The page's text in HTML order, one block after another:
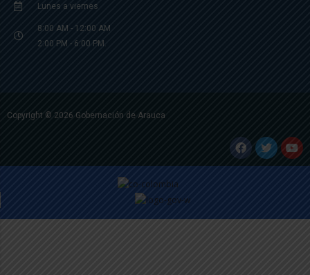
Lunes a viernes
8:00 AM - 12:00 AM
2:00 PM - 6:00 PM.
Copyright © 2026 Gobernación de Arauca